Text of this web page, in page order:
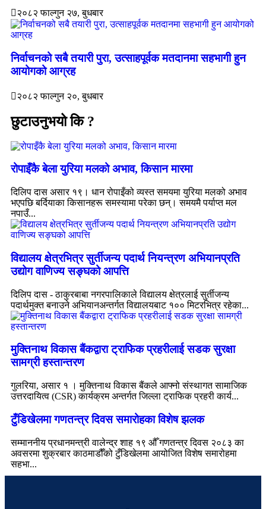
२०८२ फाल्गुन २७, बुधबार
निर्वाचनको सबै तयारी पुरा, उत्साहपूर्वक मतदानमा सहभागी हुन
आयोगको आग्रह
२०८२ फाल्गुन २०, बुधबार
छुटाउनुभयो कि ?
रोपाइँकै बेला युरिया मलको अभाव, किसान मारमा
दिलिप दास असार १९। धान रोपाइँको व्यस्त समयमा युरिया मलको अभाव
भएपछि बर्दियाका किसानहरू समस्यामा परेका छन्। समयमै पर्याप्त मल
नपाउँ...
विद्यालय क्षेत्रभित्र सुर्तीजन्य पदार्थ नियन्त्रण अभियानप्रति
उद्योग वाणिज्य सङ्घको आपत्ति
दिलिप दास - ठाकुरबाबा नगरपालिकाले विद्यालय क्षेत्रलाई सुर्तीजन्य
पदार्थमुक्त बनाउने अभियानअन्तर्गत विद्यालयबाट १०० मिटरभित्र रहेका...
मुक्तिनाथ विकास बैंकद्वारा ट्राफिक प्रहरीलाई सडक सुरक्षा
सामग्री हस्तान्तरण
गुलरिया, असार १ । मुक्तिनाथ विकास बैंकले आफ्नो संस्थागत सामाजिक
उत्तरदायित्व (CSR) कार्यक्रम अन्तर्गत जिल्ला ट्राफिक प्रहरी कार्य...
टुँडिखेलमा गणतन्त्र दिवस समारोहका विशेष झलक
सम्माननीय प्रधानमन्त्री वालेन्द्र शाह १९ औँ गणतन्त्र दिवस २०८३ का
अवसरमा शुक्रबार काठमाडौँको टुँडिखेलमा आयोजित विशेष समारोहमा
सहभा...